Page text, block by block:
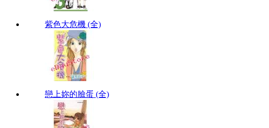
紫色大危機 (全)
戀上妳的臉蛋 (全)